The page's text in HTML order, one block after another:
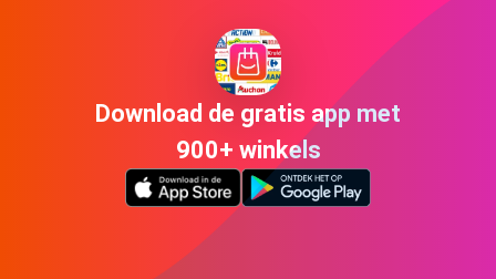
Download de gratis app met
900+ winkels